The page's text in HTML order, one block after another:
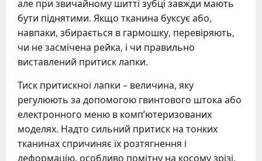
але при звичайному шитті зубці завжди мають
бути піднятими. Якщо тканина буксує або,
навпаки, збирається в гармошку, перевіряють,
чи не засмічена рейка, і чи правильно
виставлений притиск лапки.
Тиск притискної лапки – величина, яку
регулюють за допомогою гвинтового штока або
електронного меню в комп’ютеризованих
моделях. Надто сильний притиск на тонких
тканинах спричиняє їх розтягнення і
деформацію, особливо помітну на косому зрізі.